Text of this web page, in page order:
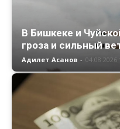
В Бишкеке и
гроза и сильный
Адилет Асанов - 04.08.2026